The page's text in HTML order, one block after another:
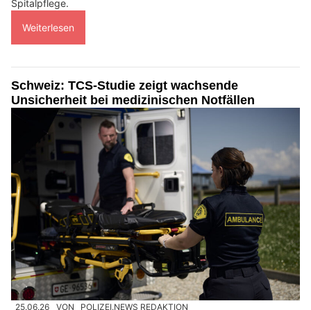
Spitalpflege.
Weiterlesen
Schweiz: TCS-Studie zeigt wachsende
Unsicherheit bei medizinischen Notfällen
25.06.26 VON POLIZEI.NEWS REDAKTION